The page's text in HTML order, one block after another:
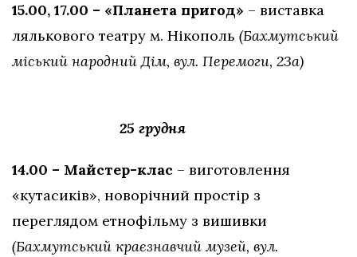
15.00, 17.00 – «Планета пригод» – виставка
лялькового театру м. Нікополь (Бахмутський
міський народний Дім, вул. Перемоги, 23а)
25 грудня
14.00 – Майстер-клас – виготовлення
«кутасиків», новорічний простір з
переглядом етнофільму з вишивки
(Бахмутський краєзнавчий музей, вул.